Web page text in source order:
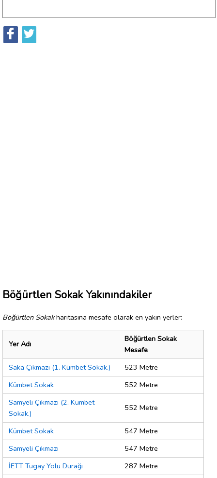
Böğürtlen Sokak Yakınındakiler
Böğürtlen Sokakharitasına mesafe olarak en yakın yerler:
Yer Adı
Böğürtlen Sokak
Mesafe
Saka Çıkmazı (1. Kümbet Sokak.)
523 Metre
Kümbet Sokak
552 Metre
Samyeli Çıkmazı (2. Kümbet
Sokak.)
552 Metre
Kümbet Sokak
547 Metre
Samyeli Çıkmazı
547 Metre
İETT Tugay Yolu Durağı
287 Metre